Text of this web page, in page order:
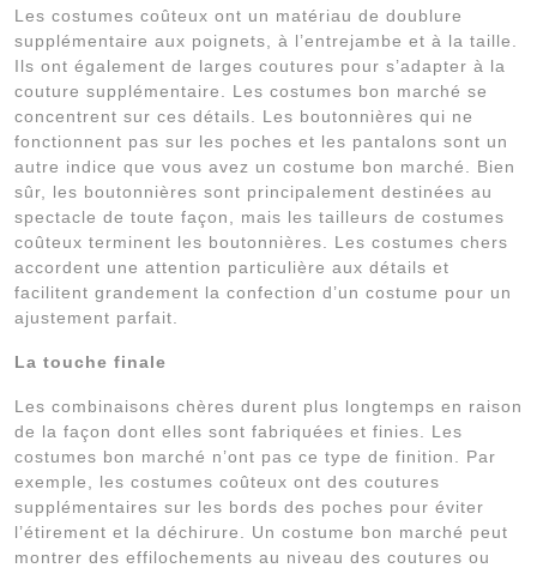
Les costumes coûteux ont un matériau de doublure
supplémentaire aux poignets, à l’entrejambe et à la taille.
Ils ont également de larges coutures pour s’adapter à la
couture supplémentaire. Les costumes bon marché se
concentrent sur ces détails. Les boutonnières qui ne
fonctionnent pas sur les poches et les pantalons sont un
autre indice que vous avez un costume bon marché. Bien
sûr, les boutonnières sont principalement destinées au
spectacle de toute façon, mais les tailleurs de costumes
coûteux terminent les boutonnières. Les costumes chers
accordent une attention particulière aux détails et
facilitent grandement la confection d’un costume pour un
ajustement parfait.
La touche finale
Les combinaisons chères durent plus longtemps en raison
de la façon dont elles sont fabriquées et finies. Les
costumes bon marché n’ont pas ce type de finition. Par
exemple, les costumes coûteux ont des coutures
supplémentaires sur les bords des poches pour éviter
l’étirement et la déchirure. Un costume bon marché peut
montrer des effilochements au niveau des coutures ou